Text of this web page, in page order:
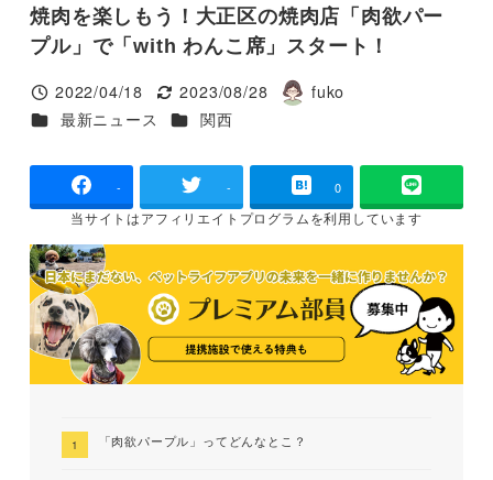
焼肉を楽しもう！大正区の焼肉店「肉欲パー
プル」で「with わんこ席」スタート！
投稿日
2022/04/18
更新日
2023/08/28
著
fuko
カテゴリー
最新ニュース カテゴリー
関西
- - 0
当サイトはアフィリエイトプログラムを利用しています
「肉欲パープル」ってどんなとこ？